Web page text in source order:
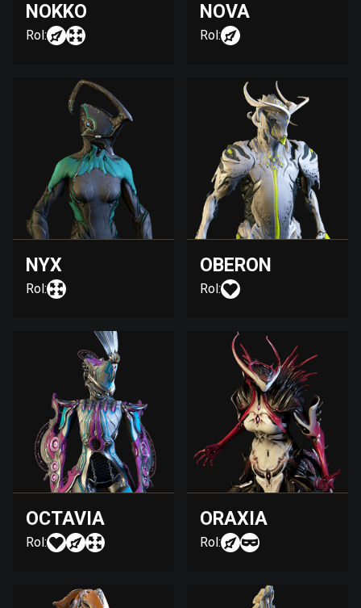
NOKKO
Rol:
NOVA
Rol:
NYX
Rol:
OBERON
Rol:
OCTAVIA
Rol:
ORAXIA
Rol: